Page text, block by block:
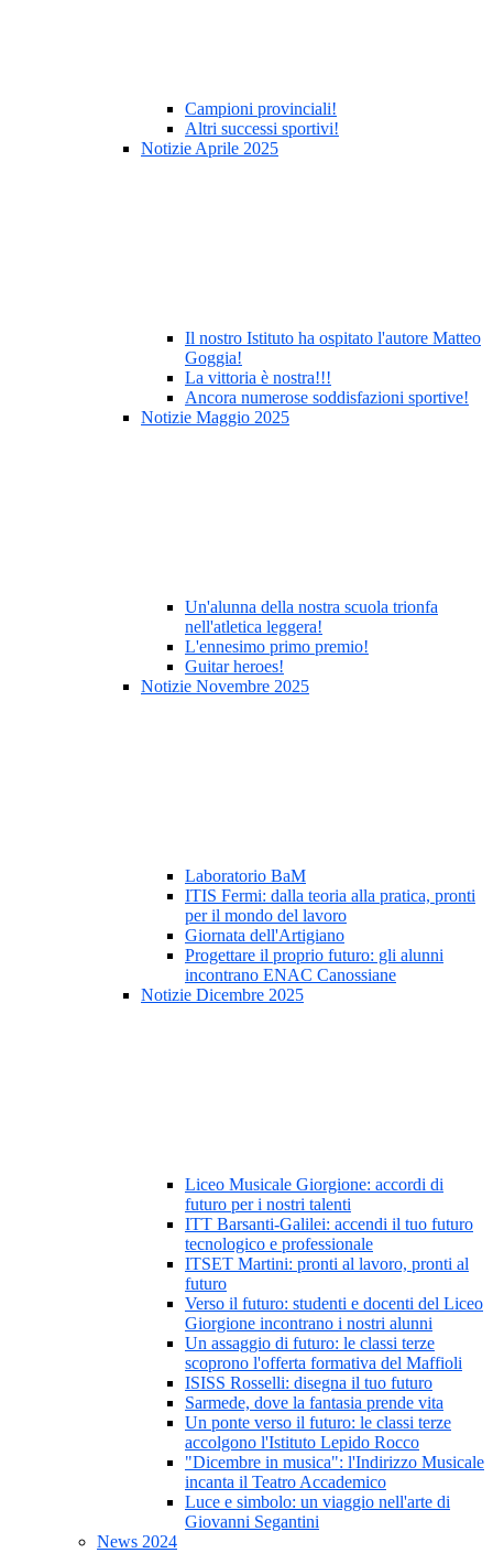
Campioni provinciali!
Altri successi sportivi!
Notizie Aprile 2025
Il nostro Istituto ha ospitato l'autore Matteo
Goggia!
La vittoria è nostra!!!
Ancora numerose soddisfazioni sportive!
Notizie Maggio 2025
Un'alunna della nostra scuola trionfa
nell'atletica leggera!
L'ennesimo primo premio!
Guitar heroes!
Notizie Novembre 2025
Laboratorio BaM
ITIS Fermi: dalla teoria alla pratica, pronti
per il mondo del lavoro
Giornata dell'Artigiano
Progettare il proprio futuro: gli alunni
incontrano ENAC Canossiane
Notizie Dicembre 2025
Liceo Musicale Giorgione: accordi di
futuro per i nostri talenti
ITT Barsanti-Galilei: accendi il tuo futuro
tecnologico e professionale
ITSET Martini: pronti al lavoro, pronti al
futuro
Verso il futuro: studenti e docenti del Liceo
Giorgione incontrano i nostri alunni
Un assaggio di futuro: le classi terze
scoprono l'offerta formativa del Maffioli
ISISS Rosselli: disegna il tuo futuro
Sarmede, dove la fantasia prende vita
Un ponte verso il futuro: le classi terze
accolgono l'Istituto Lepido Rocco
"Dicembre in musica": l'Indirizzo Musicale
incanta il Teatro Accademico
Luce e simbolo: un viaggio nell'arte di
Giovanni Segantini
News 2024